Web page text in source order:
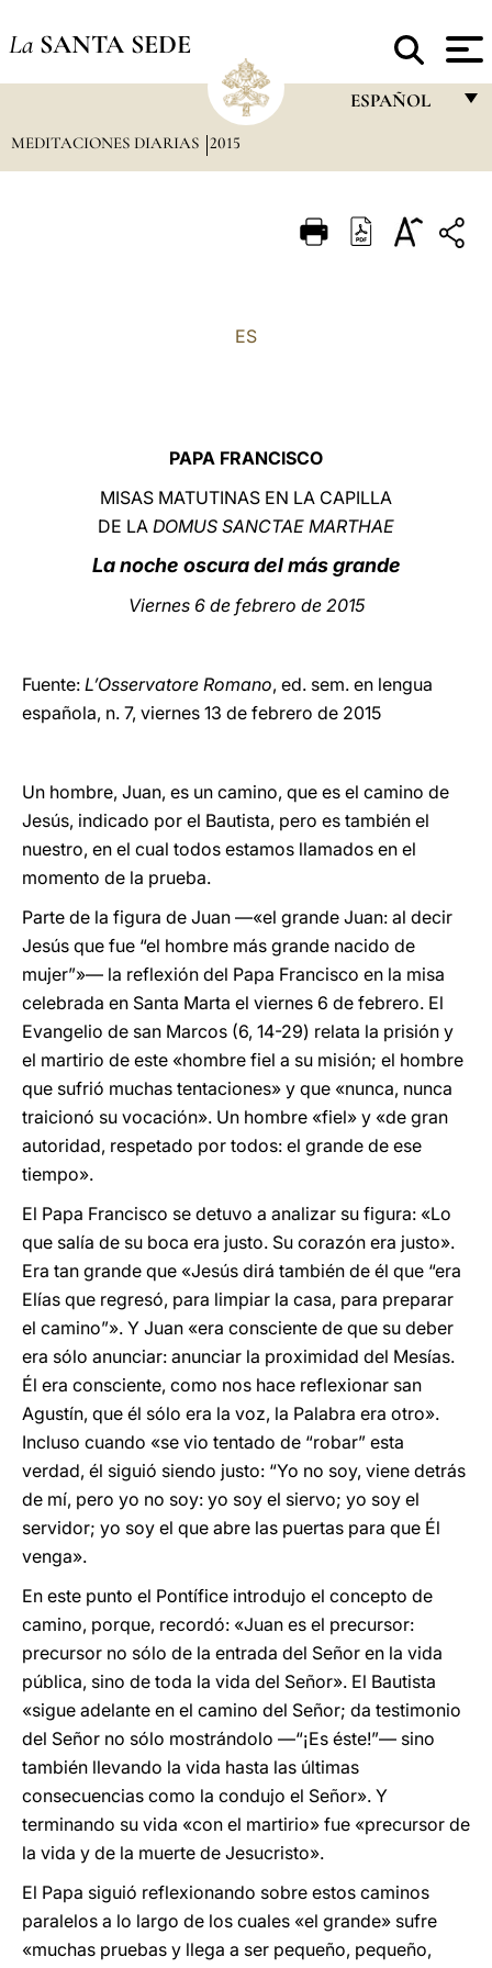
La SANTA SEDE
ESPAÑOL
ITALIANO
中文
LATINE
MEDITACIONES DIARIAS 2015
ES
PAPA FRANCISCO
MISAS MATUTINAS EN LA CAPILLA
DE LA DOMUS SANCTAE MARTHAE
La noche oscura del más grande
Viernes 6 de febrero de 2015
Fuente: L’Osservatore Romano, ed. sem. en lengua
española, n. 7, viernes 13 de febrero de 2015
Un hombre, Juan, es un camino, que es el camino de
Jesús, indicado por el Bautista, pero es también el
nuestro, en el cual todos estamos llamados en el
momento de la prueba.
Parte de la figura de Juan —«el grande Juan: al decir
Jesús que fue “el hombre más grande nacido de
mujer”»— la reflexión del Papa Francisco en la misa
celebrada en Santa Marta el viernes 6 de febrero. El
Evangelio de san Marcos (6, 14-29) relata la prisión y
el martirio de este «hombre fiel a su misión; el hombre
que sufrió muchas tentaciones» y que «nunca, nunca
traicionó su vocación». Un hombre «fiel» y «de gran
autoridad, respetado por todos: el grande de ese
tiempo».
El Papa Francisco se detuvo a analizar su figura: «Lo
que salía de su boca era justo. Su corazón era justo».
Era tan grande que «Jesús dirá también de él que “era
Elías que regresó, para limpiar la casa, para preparar
el camino”». Y Juan «era consciente de que su deber
era sólo anunciar: anunciar la proximidad del Mesías.
Él era consciente, como nos hace reflexionar san
Agustín, que él sólo era la voz, la Palabra era otro».
Incluso cuando «se vio tentado de “robar” esta
verdad, él siguió siendo justo: “Yo no soy, viene detrás
de mí, pero yo no soy: yo soy el siervo; yo soy el
servidor; yo soy el que abre las puertas para que Él
venga».
En este punto el Pontífice introdujo el concepto de
camino, porque, recordó: «Juan es el precursor:
precursor no sólo de la entrada del Señor en la vida
pública, sino de toda la vida del Señor». El Bautista
«sigue adelante en el camino del Señor; da testimonio
del Señor no sólo mostrándolo —“¡Es éste!”— sino
también llevando la vida hasta las últimas
consecuencias como la condujo el Señor». Y
terminando su vida «con el martirio» fue «precursor de
la vida y de la muerte de Jesucristo».
El Papa siguió reflexionando sobre estos caminos
paralelos a lo largo de los cuales «el grande» sufre
«muchas pruebas y llega a ser pequeño, pequeño,